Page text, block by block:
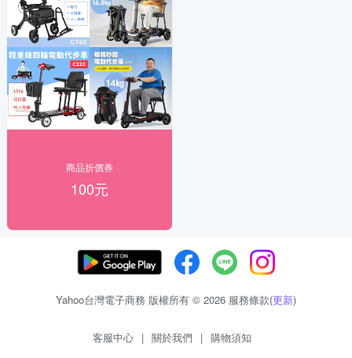
商品折價券
100元
Yahoo台灣電子商務 版權所有 © 2026 服務條款(更新)
客服中心 | 關於我們 | 購物須知